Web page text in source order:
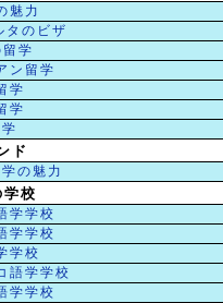
魅力
タのビザ
学
ン留学
学
学
ド
の魅力
学校
学学校
学学校
学校
語学学校
学学校